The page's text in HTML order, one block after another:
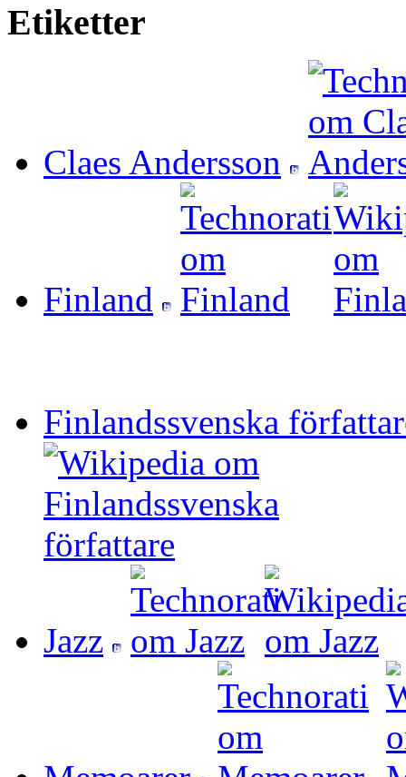
Etiketter
Claes Andersson
Finland
Finlandssvenska
Jazz